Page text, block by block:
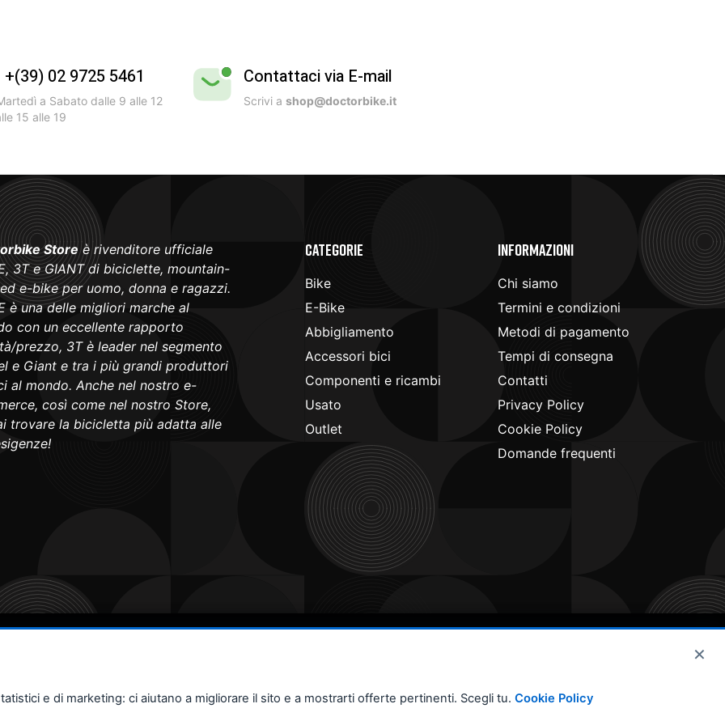
02 9725 5461
a Sabato dalle 9 alle 12
15 alle 19
Contattaci via E-mail
Scrivi ashop@doctorbike.it
Storeè rivenditore ufficiale
3T e GIANT di biciclette, mountain-
e-bike per uomo, donna e ragazzi.
è una delle migliori marche al
con un eccellente rapporto
prezzo, 3T è leader nel segmento
e Giant e tra i più grandi produttori
al mondo. Anche nel nostro e-
così come nel nostro Store,
trovare la bicicletta più adatta alle
Categorie
Bike
E-Bike
Abbigliamento
Accessori bici
Componenti e ricambi
Usato
Outlet
Informazioni
Chi siamo
Termini e condizioni
Metodi di pagamento
Tempi di consegna
Contatti
Privacy Policy
Cookie Policy
Domande frequenti
×
e di marketing: ci aiutano a migliorare il sito e a mostrarti offerte pertinenti. Scegli tu. Cookie Policy